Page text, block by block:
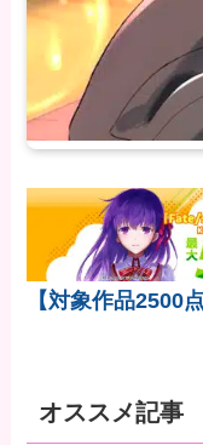
【対象作品2500
オススメ記事